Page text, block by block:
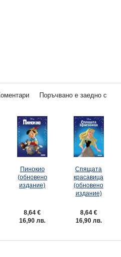
Поръчвано е заедно с
Пинокио
(обновено
издание)
8,64 €
16,90 лв.
Спящата
красавица
(обновено
издание)
8,64 €
16,90 лв.